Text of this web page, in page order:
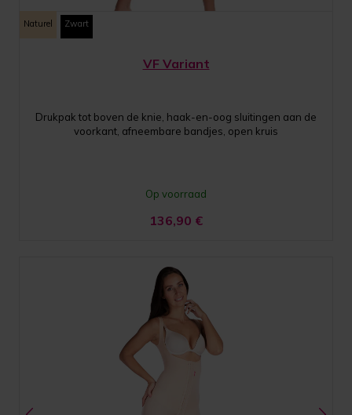
Naturel Zwart
VF Variant
Drukpak tot boven de knie, haak-en-oog sluitingen aan de
voorkant, afneembare bandjes, open kruis
Op voorraad
136,90 €